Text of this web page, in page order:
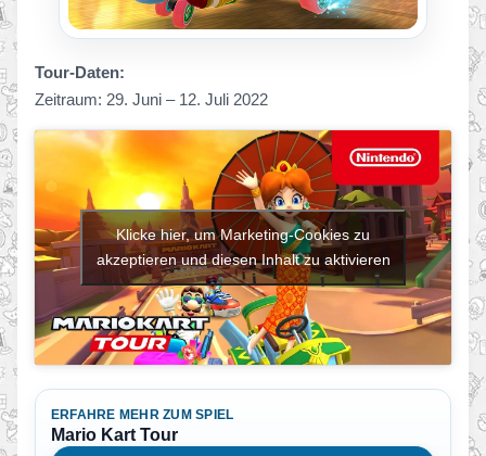
Tour-Daten:
Zeitraum: 29. Juni – 12. Juli 2022
Klicke hier, um Marketing-Cookies zu
akzeptieren und diesen Inhalt zu aktivieren
ERFAHRE MEHR ZUM SPIEL
Mario Kart Tour